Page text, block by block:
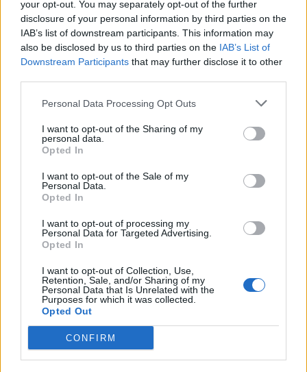
your opt-out. You may separately opt-out of the further
disclosure of your personal information by third parties on the
IAB’s list of downstream participants. This information may
also be disclosed by us to third parties on the IAB’s List of
Downstream Participants that may further disclose it to other
Personal Data Processing Opt Outs
I want to opt-out of the Sharing of my
personal data.
Opted In
I want to opt-out of the Sale of my
Personal Data.
Opted In
I want to opt-out of processing my
Personal Data for Targeted Advertising.
Opted In
I want to opt-out of Collection, Use,
Retention, Sale, and/or Sharing of my
Personal Data that Is Unrelated with the
Purposes for which it was collected.
Opted Out
CONFIRM
Αργία 15ης Αυγούστου: Πώς θα αμειφθούν όσοι
εργαστούν
05:38
Τρόμος στην Μποτσουάνα: Εξαγριωμένος ιπποπόταμος
καταδιώκει τουρίστες
04:42
e-ΕΦΚΑ – ΔΥΠΑ: Ο «χάρτης» πληρωμών έως 14
Αυγούστου
Το φαρμακείο των διακοπών: Τι να πάρετε μαζί σας
Πρωτεΐνη δεν έχει μόνο το κρέας – Ανακαλύψτε 8
φρούτα με πρωτεΐνη και βάλτε τα στο πιάτο σας
01:40
Αυτά τα ζώδια θα ζήσουν τον απόλυτο έρωτα έως το
τέλος του καλοκαιριού
00:35
Ρούχα και αξεσουάρ από την ταινία «The Devil Wears